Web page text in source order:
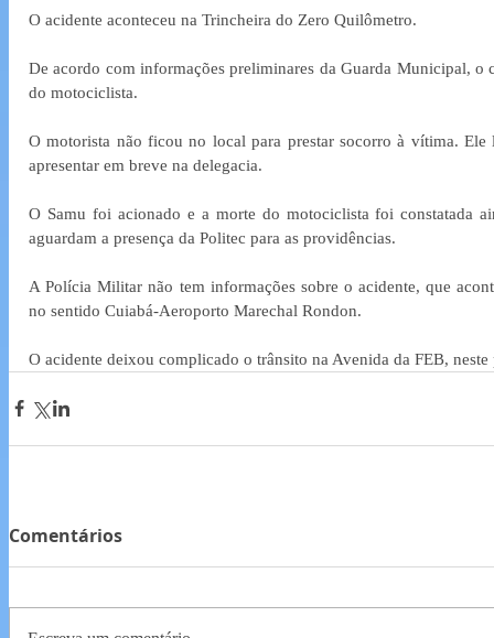
O acidente aconteceu na Trincheira do Zero Quilômetro.
De acordo com informações preliminares da Guarda Municipal, o
do motociclista.
O motorista não ficou no local para prestar socorro à vítima.
apresentar em breve na delegacia.
O Samu foi acionado e a morte do motociclista foi constatada
aguardam a presença da Politec para as providências.
A Polícia Militar não tem informações sobre o acidente, que
no sentido Cuiabá-Aeroporto Marechal Rondon.
O acidente deixou complicado o trânsito na Avenida da FEB,
Comentários